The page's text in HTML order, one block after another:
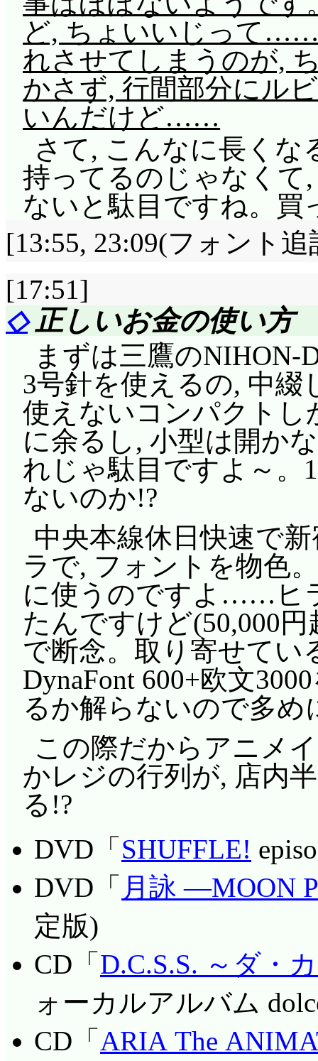
ど, ちょいいじって
れさせてしまうのが,
かさず, 行間部分にル
いんだけど……
さて, こんなに長くな
持ってるのじゃなくて
ないと駄目ですね。買
[13:55, 23:09(フォント追
[17:51]
◇正しいお金の使い方
まずは三鷹の
3号針を使えるの, 中綴
使えないコンパクトし
に余るし, 小型は開か
れじゃ駄目ですよ～。
ないのか!?
中央本線休日快速で
ラで, フォントを物色
に使うのですよ……ヒ
たんですけど(50,000
で断念。取り寄せてい
DynaFont 600+欧文
るか解らないので多め
この際だからアニメ
かレジの行列が, 店内
る!?
DVD「 SHUFFLE!
DVD「 月詠 ―MOON
定版)
CD「 D.C.S.S. ～ダ・
ォーカルアルバム
CD「 ARIA The